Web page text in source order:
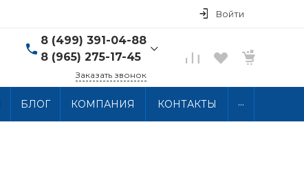
Войти
8 (499) 391-04-88
8 (965) 275-17-45
8 (499) 391-04-88
Хлобыстова 15, 2 этаж
Заказать звонок
БЛОГ КОМПАНИЯ КОНТАКТЫ ...